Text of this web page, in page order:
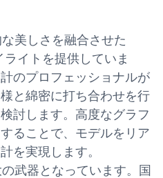
美しさを融合させた
イトを提供していま
のプロフェッショナルが
と綿密に打ち合わせを行
討します。高度なグラフ
ることで、モデルをリア
を実現します。
武器となっています。国